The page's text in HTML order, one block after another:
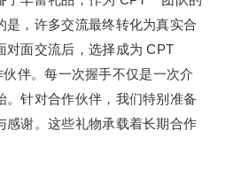
是，许多交流最终转化为真实合
对面交流后，选择成为 CPT
伴。每一次握手不仅是一次介
。针对合作伙伴，我们特别准备
感谢。这些礼物承载着长期合作